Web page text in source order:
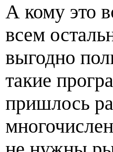
А кому это
всем
выгодно
такие
пришлось